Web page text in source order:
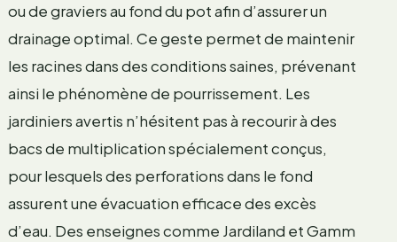
ou de graviers au fond du pot afin d’assurer un
drainage optimal. Ce geste permet de maintenir
les racines dans des conditions saines, prévenant
ainsi le phénomène de pourrissement. Les
jardiniers avertis n’hésitent pas à recourir à des
bacs de multiplication spécialement conçus,
pour lesquels des perforations dans le fond
assurent une évacuation efficace des excès
d’eau. Des enseignes comme Jardiland et Gamm